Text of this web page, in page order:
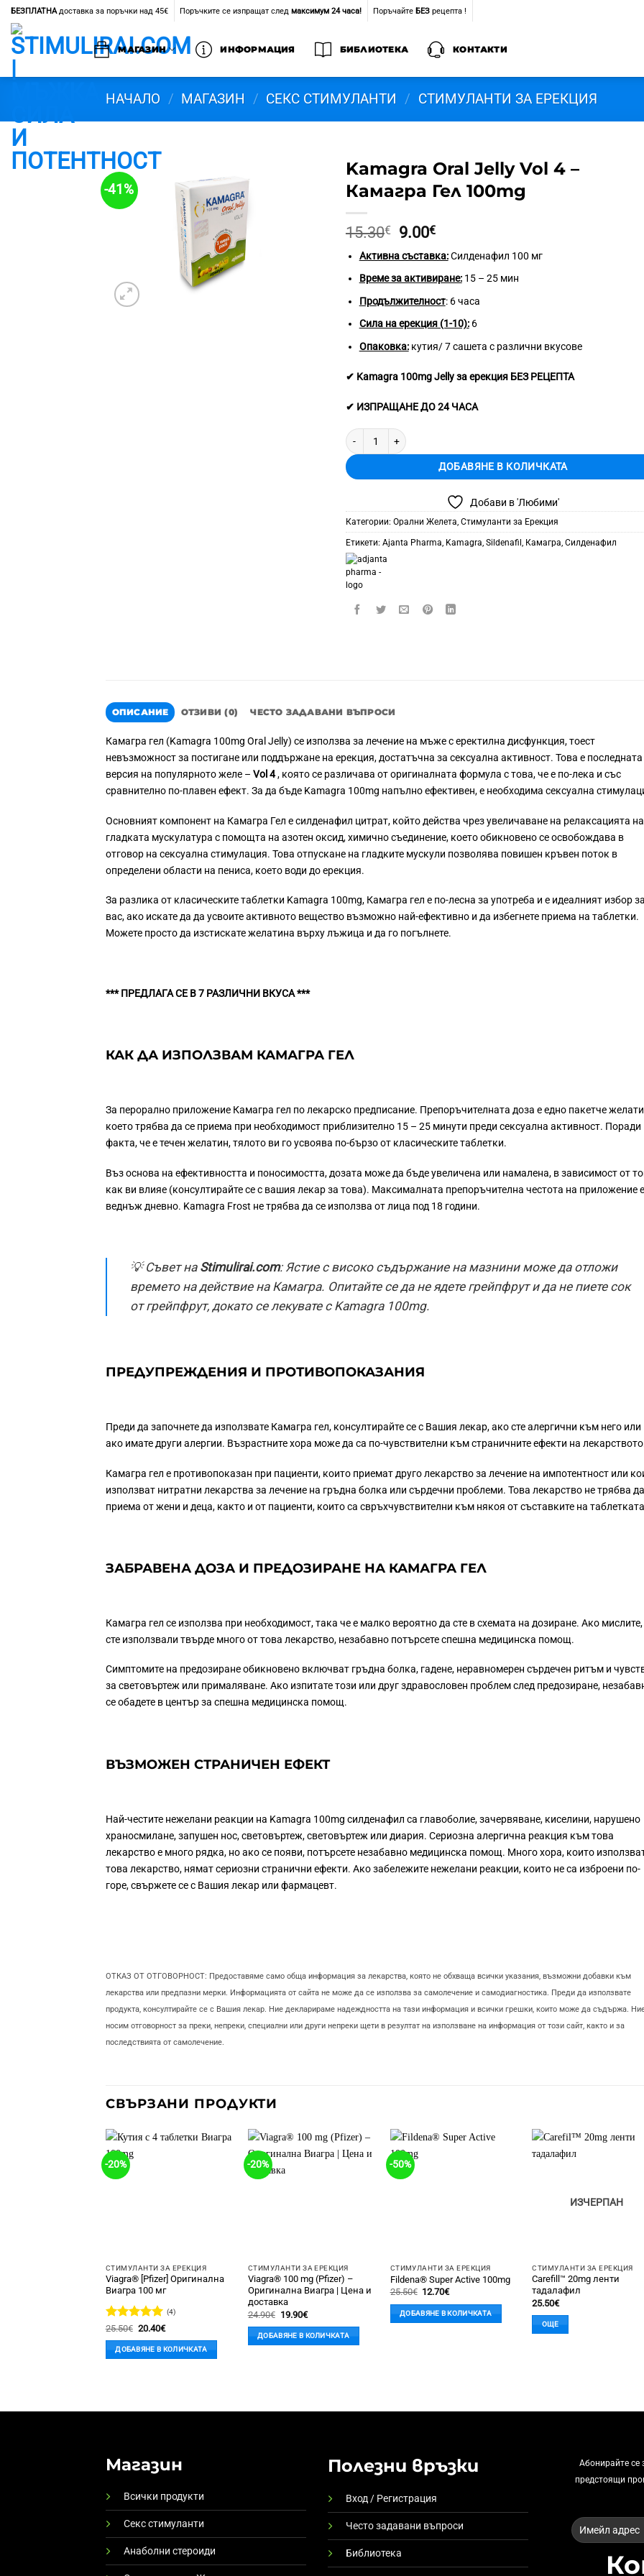
Skip
content
БЕЗПЛАТНА доставка за поръчки над 45€ Поръчките се изпращат след максимум 24 часа! Поръчайте БЕЗ рецепта !
МАГАЗИН ИНФОРМАЦИЯ БИБЛИОТЕКА КОНТАКТИ
НАЧАЛО / МАГАЗИН / СЕКС СТИМУЛАНТИ / СТИМУЛАНТИ ЗА ЕРЕКЦИЯ
-41%
Kamagra Oral Jelly Vol 4 –
Камагра Гел 100mg
15.30€
Original
was:
15.30€.
9.00€Текущата
е:
9.00€.
Активна съставка:Силденафил 100 мг
Време за активиране:15 – 25 мин
Продължителност: 6 часа
Сила на ерекция (1-10):6
Опаковка:кутия/ 7 сашета с различни вкусове
✔ Kamagra 100mg Jelly за ерекция БЕЗ РЕЦЕПТА
✔ ИЗПРАЩАНЕ ДО 24 ЧАСА
количество за Kamagra Oral Jelly Vol 4 - Камагра Гел 100mg
ДОБАВЯНЕ В КОЛИЧКАТА
Добави в 'Любими'
Категории: Орални Желета, Стимуланти за Ерекция
Етикети: Ajanta Pharma, Kamagra, Sildenafil , Камагра, Силденафил
ОПИСАНИЕ ОТЗИВИ (0) ЧЕСТО ЗАДАВАНИ ВЪПРОСИ
Камагра гел (Kamagra 100mg Oral Jelly) се използва за лечение на мъже с еректилна дисфункция, тоест
невъзможност за постигане или поддържане на ерекция, достатъчна за сексуална активност. Това е последната
версия на популярното желе – Vol 4, която се различава от оригиналната формула с това, че е по-лека и със
сравнително по-плавен ефект. За да бъде Kamagra 100mg напълно ефективен, е необходима сексуална
Основният компонент на Камагра Гел е силденафил цитрат, който действа чрез увеличаване на релаксацията на
гладката мускулатура с помощта на азотен оксид, химично съединение, което обикновено се освобождава в
отговор на сексуална стимулация. Това отпускане на гладките мускули позволява повишен кръвен поток в
определени области на пениса, което води до ерекция.
За разлика от класическите таблетки Kamagra 100mg, Камагра гел е по-лесна за употреба и е идеалният избор за
вас, ако искате да да усвоите активното вещество възможно най-ефективно и да избегнете приема на таблетки.
Можете просто да изстискате желатина върху лъжица и да го погълнете.
*** ПРЕДЛАГА СЕ В 7 РАЗЛИЧНИ ВКУСА ***
КАК ДА ИЗПОЛЗВАМ КАМАГРА ГЕЛ
За перорално приложение Камагра гел по лекарско предписание. Препоръчителната доза е едно пакетче
което трябва да се приема при необходимост приблизително 15 – 25 минути преди сексуална активност. Поради
факта, че е течен желатин, тялото ви го усвоява по-бързо от класическите таблетки.
Въз основа на ефективността и поносимостта, дозата може да бъде увеличена или намалена, в зависимост от
как ви влияе (консултирайте се с вашия лекар за това). Максималната препоръчителна честота на приложение е
веднъж дневно. Kamagra Frost не трябва да се използва от лица под 18 години.
💡 Съвет на Stimulirai.com: Ястие с високо съдържание на мазнини може да отложи
времето на действие на Камагра. Опитайте се да не ядете грейпфрут и да не пиете сок
от грейпфрут, докато се лекувате с Kamagra 100mg.
ПРЕДУПРЕЖДЕНИЯ И ПРОТИВОПОКАЗАНИЯ
Преди да започнете да използвате Камагра гел, консултирайте се с Вашия лекар, ако сте алергични към него или
ако имате други алергии. Възрастните хора може да са по-чувствителни към страничните ефекти на
Камагра гел е противопоказан при пациенти, които приемат друго лекарство за лечение на импотентност или
използват нитратни лекарства за лечение на гръдна болка или сърдечни проблеми. Това лекарство не трябва
приема от жени и деца, както и от пациенти, които са свръхчувствителни към някоя от съставките на
ЗАБРАВЕНА ДОЗА И ПРЕДОЗИРАНЕ НА КАМАГРА ГЕЛ
Камагра гел се използва при необходимост, така че е малко вероятно да сте в схемата на дозиране. Ако мислите,
сте използвали твърде много от това лекарство, незабавно потърсете спешна медицинска помощ.
Симптомите на предозиране обикновено включват гръдна болка, гадене, неравномерен сърдечен ритъм и
за световъртеж или прималяване. Ако изпитате този или друг здравословен проблем след предозиране,
се обадете в център за спешна медицинска помощ.
ВЪЗМОЖЕН СТРАНИЧЕН ЕФЕКТ
Най-честите нежелани реакции на Kamagra 100mg силденафил са главоболие, зачервяване, киселини, нарушено
храносмилане, запушен нос, световъртеж, световъртеж или диария. Сериозна алергична реакция към това
лекарство е много рядка, но ако се появи, потърсете незабавно медицинска помощ. Много хора, които
това лекарство, нямат сериозни странични ефекти. Ако забележите нежелани реакции, които не са изброени по-
горе, свържете се с Вашия лекар или фармацевт.
ОТКАЗ ОТ ОТГОВОРНОСТ: Предоставяме само обща информация за лекарства, която не обхваща всички указания, възможни добавки към
лекарства или предпазни мерки. Информацията от сайта не може да се използва за самолечение и самодиагностика. Преди да използвате
продукта, консултирайте се с Вашия лекар. Ние декларираме надеждността на тази информация и всички грешки, които може да съдържа.
носим отговорност за преки, непреки, специални или други непреки щети в резултат на използване на информация от този сайт, както и за
последствията от самолечение.
СВЪРЗАНИ ПРОДУКТИ
-20%
СТИМУЛАНТИ ЗА ЕРЕКЦИЯ
Viagra® [Pfizer] Оригинална
Виагра 100 мг
Оценено с
5от 5
(4)
25.50€ Original
was:
25.50€.
20.40€Текущата
е:
20.40€.
ДОБАВЯНЕ В КОЛИЧКАТА
-20%
СТИМУЛАНТИ ЗА ЕРЕКЦИЯ
Viagra® 100 mg (Pfizer) –
Оригинална Виагра | Цена и
доставка
24.90€ Original
was:
24.90€.
19.90€Текущата
е:
19.90€.
ДОБАВЯНЕ В КОЛИЧКАТА
-50%
СТИМУЛАНТИ ЗА ЕРЕКЦИЯ
Fildena® Super Active 100mg
25.50€ Original
was:
25.50€.
12.70€Текущата
е:
12.70€.
ДОБАВЯНЕ В КОЛИЧКАТА
ИЗЧЕРПАН
СТИМУЛАНТИ ЗА ЕРЕКЦИЯ
Carefill™ 20mg ленти
тадалафил
25.50€
ОЩЕ
Магазин
Всички продукти
Секс стимуланти
Анаболни стероиди
Полезни връзки
Вход / Регистрация
Често задавани въпроси
Библиотека
Абонирайте се
предстоящи